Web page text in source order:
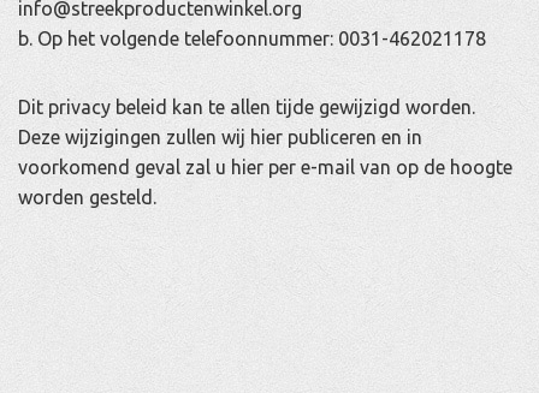
info@streekproductenwinkel.org
b. Op het volgende telefoonnummer: 0031-462021178
Dit privacy beleid kan te allen tijde gewijzigd worden.
Deze wijzigingen zullen wij hier publiceren en in
voorkomend geval zal u hier per e-mail van op de hoogte
worden gesteld.